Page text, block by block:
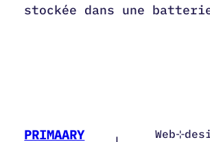
stockée dans une
PRIMAARY